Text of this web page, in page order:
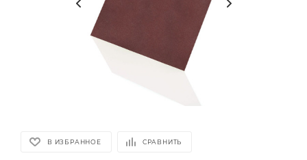
В ИЗБРАННОЕ СРАВНИТЬ